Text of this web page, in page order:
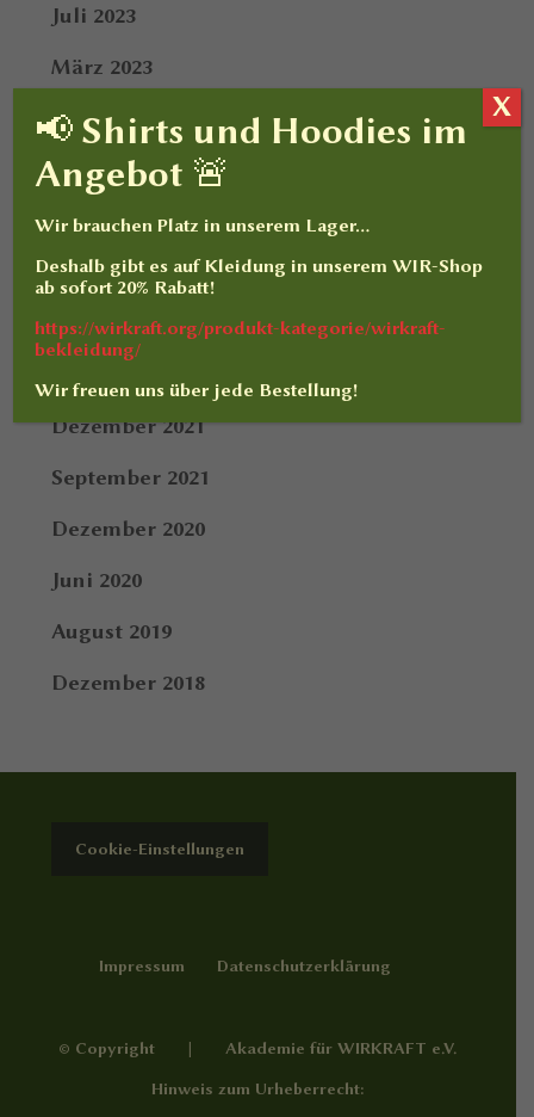
Juli 2023
März 2023
Februar 2023
Dezember 2022
Oktober 2022
März 2022
Februar 2022
Dezember 2021
September 2021
Dezember 2020
Juni 2020
August 2019
Dezember 2018
Cookie-Einstellungen
Impressum Datenschutzerklärung
© Copyright | Akademie für WIRKRAFT e.V.
Hinweis zum Urheberrecht:
📢 Shirts und Hoodies im
Angebot 🚨
Wir brauchen Platz in unserem Lager…
Deshalb gibt es aufKleidung in unserem WIR-Shop
ab sofort 20% Rabatt!
https://wirkraft.org/produkt-kategorie/wirkraft-
bekleidung/
Wir freuen uns über jede Bestellung!
X